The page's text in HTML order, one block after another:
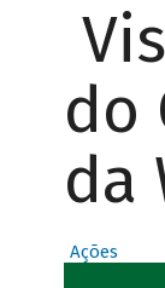
do
da
Ações